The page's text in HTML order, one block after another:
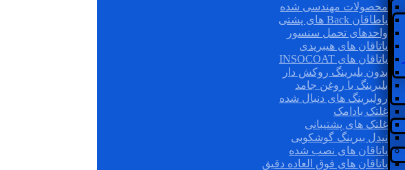
محصولات مهندسی شده
یاطاقان Back های پشتی
واحدهای تحمل سنسور
یاتاقان های هیبریدی
یاتاقان های INSOCOAT
بدون بلبرینگ روکش دار
بلبرینگ با روغن جامد
رولبرینگ های دنبال شده
غلتک بادامک
غلتک های پشتیبانی
نیدل بیرینگ گوشکوبی
یاتاقان های نصب شده
یاتاقان های فوق العاده دقیق